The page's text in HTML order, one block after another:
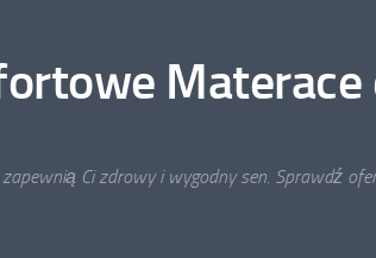
Materace
Ci zdrowy i wygodny sen. Sprawdź